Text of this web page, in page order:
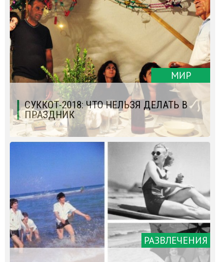
МИР
СУККОТ-2018: ЧТО НЕЛЬЗЯ ДЕЛАТЬ В
ПРАЗДНИК
РАЗВЛЕЧЕНИЯ